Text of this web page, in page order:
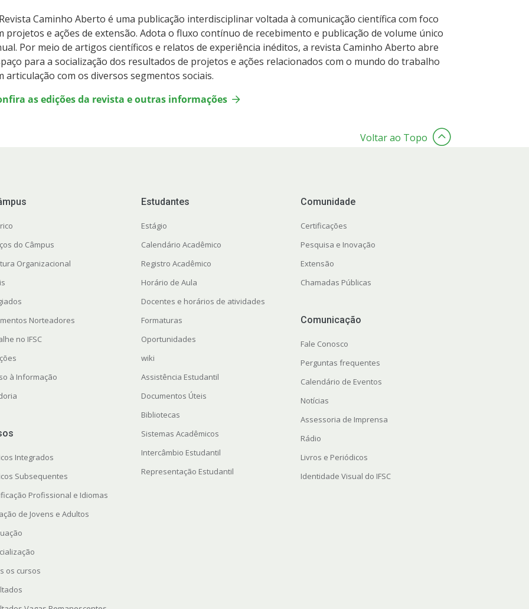
Caminho Aberto é uma publicação interdisciplinar voltada à comunicação científica com foco
projetos e ações de extensão. Adota o fluxo contínuo de recebimento e publicação de volume único
Por meio de artigos científicos e relatos de experiência inéditos, a revista Caminho Aberto abre
para a socialização dos resultados de projetos e ações relacionados com o mundo do trabalho
articulação com os diversos segmentos sociais.
as edições da revista e outras informações
Voltar ao Topo
do Câmpus
Organizacional
Norteadores
no IFSC
à Informação
Integrados
Subsequentes
Profissional e Idiomas
de Jovens e Adultos
os cursos
Estudantes
Estágio
Calendário Acadêmico
Registro Acadêmico
Horário de Aula
Docentes e horários de atividades
Formaturas
Oportunidades
wiki
Assistência Estudantil
Documentos Úteis
Bibliotecas
Sistemas Acadêmicos
Intercâmbio Estudantil
Representação Estudantil
Comunidade
Certificações
Pesquisa e Inovação
Extensão
Chamadas Públicas
Comunicação
Fale Conosco
Perguntas frequentes
Calendário de Eventos
Notícias
Assessoria de Imprensa
Rádio
Livros e Periódicos
Identidade Visual do IFSC